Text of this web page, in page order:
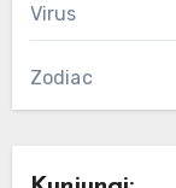
Virus
Zodiac